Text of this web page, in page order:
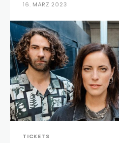
16. MÄRZ 2023
TICKETS